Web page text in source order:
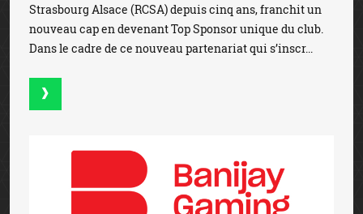
Strasbourg Alsace (RCSA) depuis cinq ans, franchit un
nouveau cap en devenant Top Sponsor unique du club.
Dans le cadre de ce nouveau partenariat qui s’inscr...